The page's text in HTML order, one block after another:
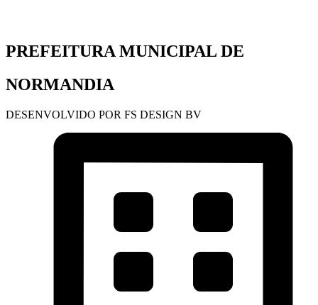
PREFEITURA MUNICIPAL DE
NORMANDIA
DESENVOLVIDO POR FS DESIGN BV